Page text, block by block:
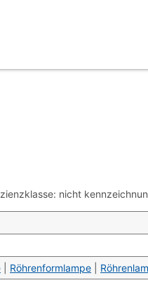
nicht
Röhrenformlampe